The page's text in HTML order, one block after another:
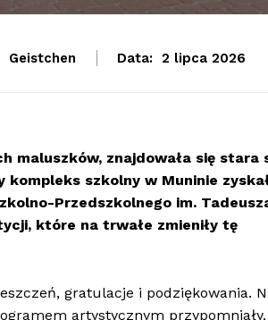
Geistchen Data: 2 lipca 2026
maluszków, znajdowała się stara
kompleks szkolny w Muninie
Przedszkolnego im.
które na trwałe zmieniły tę
gratulacje i podziękowania.
artystycznym